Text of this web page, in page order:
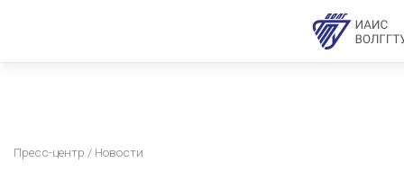
Пресс-центр / Новости